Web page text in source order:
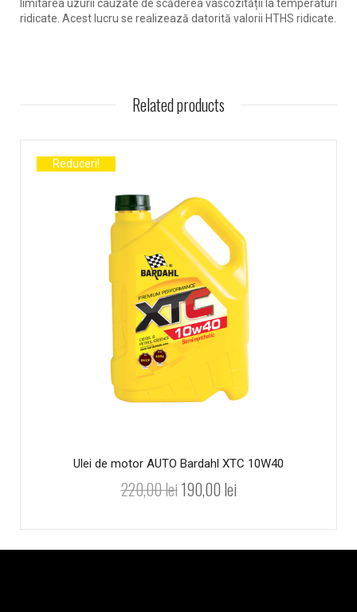
limitarea uzurii cauzate de scăderea vâscozității la temperaturi
ridicate. Acest lucru se realizează datorită valorii HTHS ridicate.
Related products
Reduceri!
Ulei de motor AUTO Bardahl XTC 10W40
220,00lei190,00 lei